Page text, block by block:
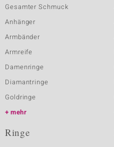
Gesamter Schmuck
Anhänger
Armbänder
Armreife
Damenringe
Diamantringe
Goldringe
mehr
Ringe